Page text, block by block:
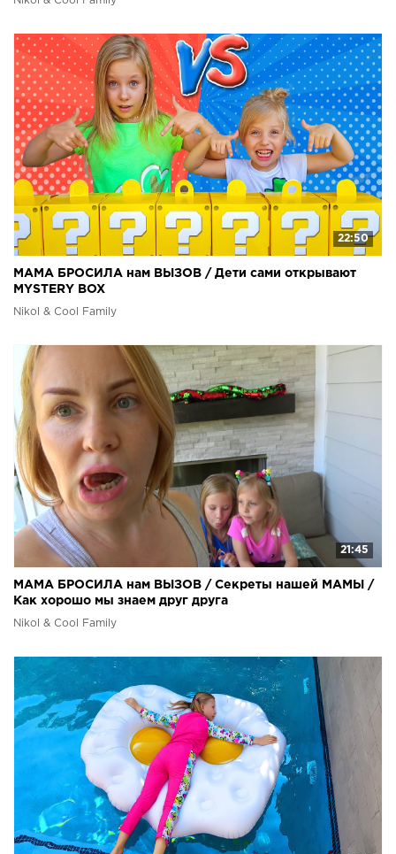
22:50
МАМА БРОСИЛА нам ВЫЗОВ / Дети сами открывают
MYSTERY BOX
Nikol & Cool Family
21:45
МАМА БРОСИЛА нам ВЫЗОВ / Секреты нашей МАМЫ /
Как хорошо мы знаем друг друга
Nikol & Cool Family